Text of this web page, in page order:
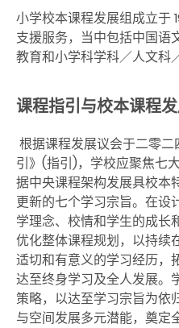
小学校本课程发展组成立于
支援服务，当中包括中国语
教育和小学科学科／人文科
课程指引与校本课程
根据课程发展议会于二零
引》(指引)，学校应聚焦七
据中央课程架构发展具校本
更新的七个学习宗旨。在设
学理念、校情和学生的成长
优化整体课程规划，以持续
适切和有意义的学习经历，
达至终身学习及全人发展。
策略，以达至学习宗旨为依
与空间发展多元潜能，奠定